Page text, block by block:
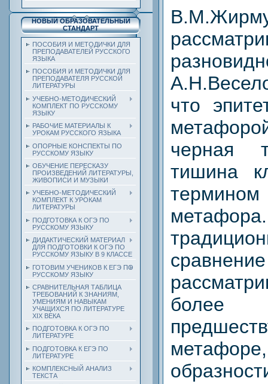
НОВЫЙ ОБРАЗОВАТЕЛЬНЫЙ
СТАНДАРТ
ПОСОБИЯ И МЕТОДИЧКИ ДЛЯ
ПРЕПОДАВАТЕЛЕЙ РУССКОГО
ЯЗЫКА
ПОСОБИЯ И МЕТОДИЧКИ ДЛЯ
ПРЕПОДАВАТЕЛЯ РУССКОЙ
ЛИТЕРАТУРЫ
УЧЕБНО-МЕТОДИЧЕСКИЙ
КОМПЛЕКТ ПО РУССКОМУ
ЯЗЫКУ
РАБОЧИЕ МАТЕРИАЛЫ К
УРОКАМ РУССКОГО ЯЗЫКА
ОПОРНЫЕ КОНСПЕКТЫ ПО
РУССКОМУ ЯЗЫКУ
ОБУЧЕНИЕ ПЕРЕСКАЗУ
ПРОИЗВЕДЕНИЙ ЛИТЕРАТУРЫ,
ЖИВОПИСИ И МУЗЫКИ
УЧЕБНО-МЕТОДИЧЕСКИЙ
КОМПЛЕКТ К УРОКАМ
ЛИТЕРАТУРЫ
ПОДГОТОВКА К ОГЭ ПО
РУССКОМУ ЯЗЫКУ
ДИДАКТИЧЕСКИЙ МАТЕРИАЛ
ДЛЯ ПОДГОТОВКИ К ОГЭ ПО
РУССКОМУ ЯЗЫКУ В 9 КЛАССЕ
ГОТОВИМ УЧЕНИКОВ К ЕГЭ ПО
РУССКОМУ ЯЗЫКУ
СРАВНИТЕЛЬНАЯ ТАБЛИЦА
ТРЕБОВАНИЙ К ЗНАНИЯМ,
УМЕНИЯМ И НАВЫКАМ
УЧАЩИХСЯ ПО ЛИТЕРАТУРЕ
ХIХ ВЕКА
ПОДГОТОВКА К ОГЭ ПО
ЛИТЕРАТУРЕ
ПОДГОТОВКА К ЕГЭ ПО
ЛИТЕРАТУРЕ
КОМПЛЕКСНЫЙ АНАЛИЗ
ТЕКСТА
что
черная
тишина
сравнение